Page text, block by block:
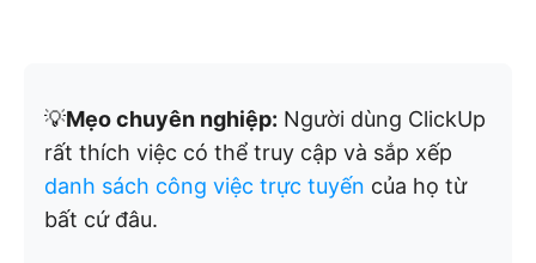
💡Mẹo chuyên nghiệp: Người dùng ClickUp
rất thích việc có thể truy cập và sắp xếp
danh sách công việc trực tuyến của họ từ
bất cứ đâu.